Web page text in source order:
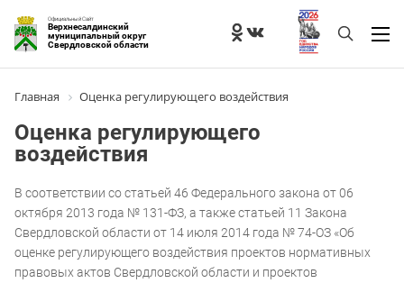
Официальный Сайт
Верхнесалдинский
муниципальный округ
Свердловской области
Главная Оценка регулирующего воздействия
Оценка регулирующего
воздействия
В соответствии со статьей 46 Федерального закона от 06
октября 2013 года № 131-ФЗ, а также статьей 11 Закона
Свердловской области от 14 июля 2014 года № 74-ОЗ «Об
оценке регулирующего воздействия проектов нормативных
правовых актов Свердловской области и проектов